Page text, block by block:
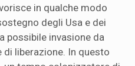
in qualche modo
degli Usa e dei
possibile invasione da
di liberazione. In questo